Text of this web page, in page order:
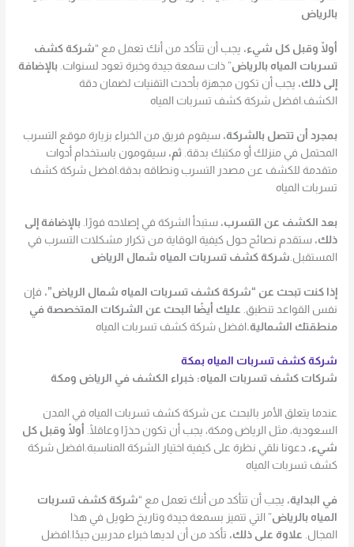
بالرياض
أولًا وقبل كل شيء، يجب أن تتأكد من أنك تعمل مع “شركة كشف
تسربات المياه بالرياض” ذات سمعة جيدة وخبرة تعود لسنوات. بالإضافة
إلى ذلك، يجب أن تكون مجهزة بأحدث التقنيات لضمان دقة
الكشف.افضل شركة كشف تسربات المياه
بمجرد أن تتصل بالشركة، سيقوم فريق من الخبراء بزيارة موقع التسرب
المحتمل في منزلك أو مكتبك بدقة.ثم، سيقومون باستخدام أدوات
متقدمة للكشف عن مصدر التسرب ونطاقه بدقة.افضل شركة كشف
تسربات المياه
بعد الكشف عن التسرب، ستبدأ الشركة في إصلاحه فورًا. بالإضافة إلى
ذلك، ستقدم نصائح حول كيفية الوقاية من تكرار مشكلات التسرب في
المستقبل. شركة كشف تسربات المياه شمال الرياض
إذا كنت تبحث عن “شركة كشف تسربات المياه شمال الرياض”، فإن
نفس القواعد تنطبق. عليك أيضًا البحث عن الشركات المتخصصة في
منطقتك الشمالية.افضل شركة كشف تسربات المياه
شركة كشف تسربات المياه بمكة
شركات كشف تسربات المياه: خبراء الكشف في الرياض ومكة
عندما يتعلق الأمر بالبحث عن شركة كشف تسربات المياه في المدن
السعودية، مثل الرياض ومكة، يجب أن تكون حذرًا وعاقلًا. أولًا وقبل كل
شيء، دعونا نلقي نظرة على كيفية اختيار الشركة المناسبة.افضل شركة
كشف تسربات المياه
في البداية، يجب أن تتأكد من أنك تعمل مع “شركة كشف تسربات
المياه بالرياض” التي تتميز بسمعة جيدة وتاريخ طويل في هذا
المجال. علاوة على ذلك، تأكد من أن لديها خبراء مدربين جيدًا.افضل